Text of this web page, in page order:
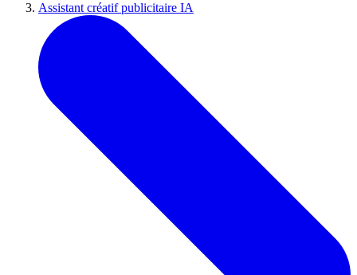
Assistant créatif publicitaire IA